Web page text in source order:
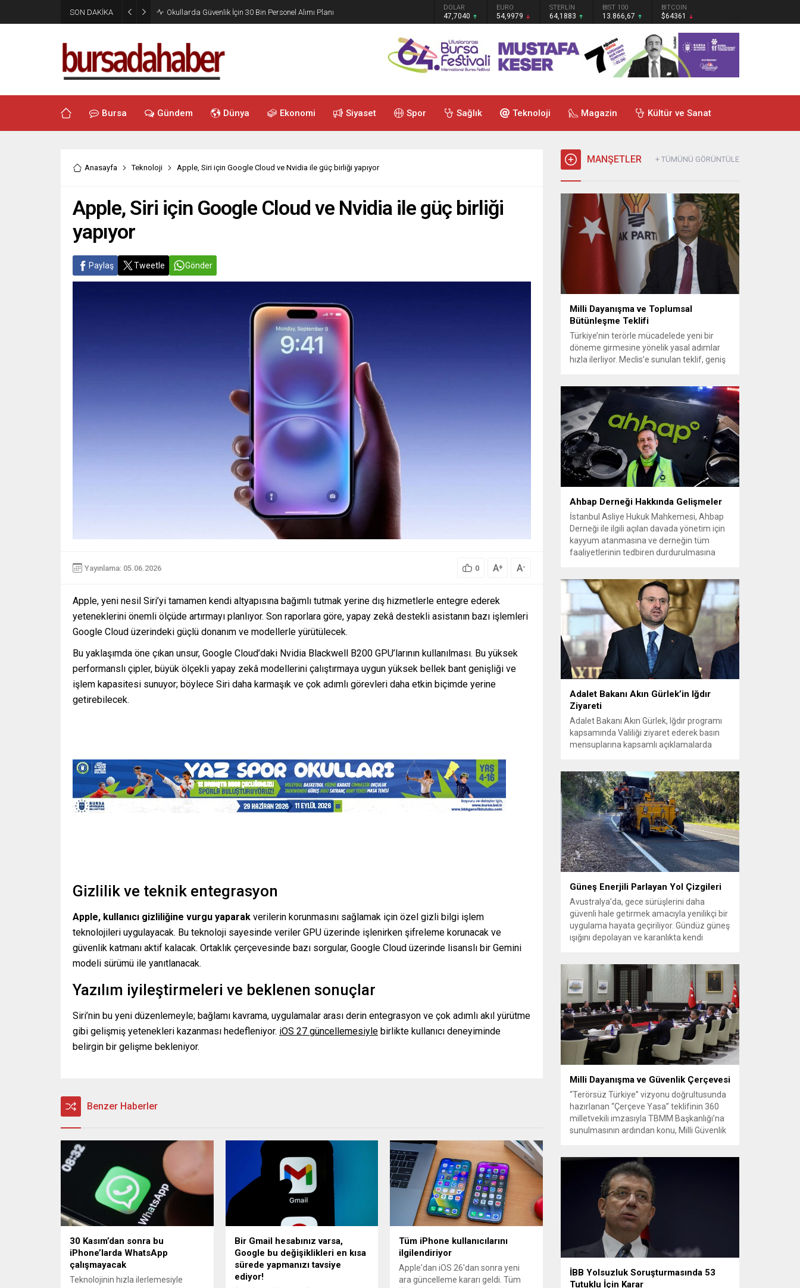
SON DAKİKA Okullarda Güvenlik İçin 30 Bin Personel Alımı Planı DOLAR
47,7040
EURO
54,9979
STERLİN
64,1883
BIST 100
13.866,67
BITCOIN
$64361
Bursa Gündem Dünya Ekonomi Siyaset Spor Sağlık Teknoloji Magazin Kültür ve Sanat
Anasayfa Teknoloji Apple, Siri için Google Cloud ve Nvidia ile güç birliği yapıyor
Apple, Siri için Google Cloud ve Nvidia ile güç birliği
yapıyor
Paylaş Tweetle Gönder
Yayınlama: 05.06.2026 0 A+ A-
Apple, yeni nesil Siri’yi tamamen kendi altyapısına bağımlı tutmak yerine dış hizmetlerle entegre ederek
yeteneklerini önemli ölçüde artırmayı planlıyor. Son raporlara göre, yapay zekâ destekli asistanın bazı işlemleri
Google Cloud üzerindeki güçlü donanım ve modellerle yürütülecek.
Bu yaklaşımda öne çıkan unsur, Google Cloud’daki Nvidia Blackwell B200 GPU’larının kullanılması. Bu yüksek
performanslı çipler, büyük ölçekli yapay zekâ modellerini çalıştırmaya uygun yüksek bellek bant genişliği ve
işlem kapasitesi sunuyor; böylece Siri daha karmaşık ve çok adımlı görevleri daha etkin biçimde yerine
getirebilecek.
Gizlilik ve teknik entegrasyon
Apple, kullanıcı gizliliğine vurgu yaparak verilerin korunmasını sağlamak için özel gizli bilgi işlem
teknolojileri uygulayacak. Bu teknoloji sayesinde veriler GPU üzerinde işlenirken şifreleme korunacak ve
güvenlik katmanı aktif kalacak. Ortaklık çerçevesinde bazı sorgular, Google Cloud üzerinde lisanslı bir Gemini
modeli sürümü ile yanıtlanacak.
Yazılım iyileştirmeleri ve beklenen sonuçlar
Siri’nin bu yeni düzenlemeyle; bağlamı kavrama, uygulamalar arası derin entegrasyon ve çok adımlı akıl yürütme
gibi gelişmiş yetenekleri kazanması hedefleniyor. iOS 27 güncellemesiyle birlikte kullanıcı deneyiminde
belirgin bir gelişme bekleniyor.
Benzer Haberler
30 Kasım’dan sonra bu
iPhone’larda WhatsApp
çalışmayacak
Teknolojinin hızla ilerlemesiyle
Bir Gmail hesabınız varsa,
Google bu değişiklikleri en kısa
sürede yapmanızı tavsiye
ediyor!
Tüm iPhone kullanıcılarını
ilgilendiriyor
Apple'dan iOS 26'dan sonra yeni
ara güncelleme kararı geldi. Tüm
MANŞETLER + TÜMÜNÜ GÖRÜNTÜLE
Milli Dayanışma ve Toplumsal
Bütünleşme Teklifi
Türkiye’nin terörle mücadelede yeni bir
döneme girmesine yönelik yasal adımlar
hızla ilerliyor. Meclis’e sunulan teklif, geniş
Genel Başkanvekili Efkan Ala, teklifin 360’a
yakın milletvekilinin imzasıyla TBMM
Başkanlığı’na verildiğini belirterek, hem
siyasi hem de toplumsal düzeyde önemli
bir destek bulunduğunu...
Ahbap Derneği Hakkında Gelişmeler
İstanbul Asliye Hukuk Mahkemesi, Ahbap
Derneği ile ilgili açılan davada yönetim için
kayyum atanmasına ve derneğin tüm
faaliyetlerinin tedbiren durdurulmasına
adım doğrudan yönetime ilişkin bir tedbir
niteliği taşıyor. İstanbul Emniyet Müdürlüğü
Mali Suçlarla Mücadele Şube Müdürlüğü ve
Adalet Bakanı Akın Gürlek’in Iğdır
Ziyareti
Adalet Bakanı Akın Gürlek, Iğdır programı
kapsamında Valiliği ziyaret ederek basın
mensuplarına kapsamlı açıklamalarda
dosyaların yeniden ele alındığını ve
vatandaşların adalete erişiminin
güçlendirilmesine yönelik adımların
atıldığını ifade etti. Gürlek, Iğdır’ın lojistik ve
jeopolitik öneminin artacağını belirterek
bölgesel kalkınmanın adalet düzeniyle
desteklenmesi gerektiğini vurguladı....
Güneş Enerjili Parlayan Yol Çizgileri
Avustralya’da, gece sürüşlerini daha
güvenli hale getirmek amacıyla yenilikçi bir
uygulama hayata geçiriliyor. Gündüz güneş
ışığını depolayan ve karanlıkta kendi
bölgelerde sürücülere daha net bir görüş
sunmayı hedefliyor. Fosforlu kaplamaya
sahip bu yeni nesil şerit işaretleri sayesinde
virajlar, şerit sınırları...
Milli Dayanışma ve Güvenlik Çerçevesi
“Terörsüz Türkiye” vizyonu doğrultusunda
hazırlanan “Çerçeve Yasa” teklifinin 360
milletvekili imzasıyla TBMM Başkanlığı’na
sunulmasının ardından konu, Milli Güvenlik
maddelik bildiri, ülke güvenliği ve bölgesel
gelişmelere dair değerlendirmeleri
içermektedir. Yaklaşık 2 saat 15 dakika
süren oturumun sonuç metninde; terörle
mücadele, bölgesel istikrar,...
İBB Yolsuzluk Soruşturmasında 53
Tutuklu İçin Karar